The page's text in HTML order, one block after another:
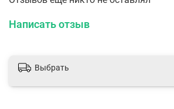
Написать отзыв
Выбрать